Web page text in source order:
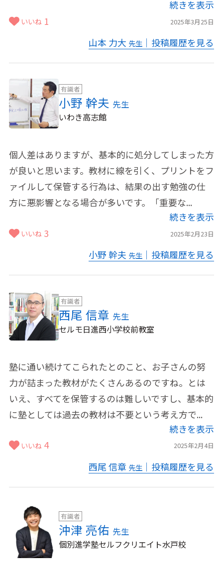
続きを表示
2025年3月25日
いいね 1
山本 力大 先生 ｜投稿履歴を見る
有識者
小野 幹夫 先生
いわき高志館
個人差はありますが、基本的に処分してしまった方
が良いと思います。教材に線を引く、プリントをフ
ァイルして保管する行為は、結果の出す勉強の仕
方に悪影響となる場合が多いです。「重要な...
続きを表示
2025年2月23日
いいね 3
小野 幹夫 先生 ｜投稿履歴を見る
有識者
西尾 信章 先生
セルモ日進西小学校前教室
塾に通い続けてこられたとのこと、お子さんの努
力が詰まった教材がたくさんあるのですね。とは
いえ、すべてを保管するのは難しいですし、基本的
に塾としては過去の教材は不要という考え方で...
続きを表示
2025年2月4日
いいね 4
西尾 信章 先生 ｜投稿履歴を見る
有識者
沖津 亮佑 先生
個別進学塾セルフクリエイト水戸校